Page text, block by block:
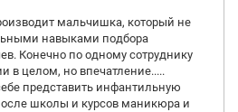
мальчишка, который не
навыками подбора
Конечно по одному сотруднику
в целом, но впечатление.....
представить инфантильную
школы и курсов маникюра и